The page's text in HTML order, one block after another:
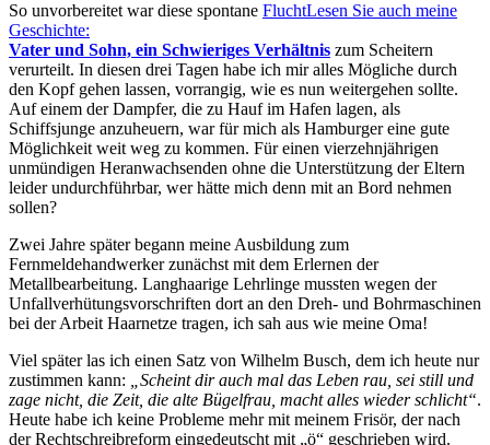
So unvorbereitet war diese spontane FluchtLesen Sie auch meine
Geschichte:
Vater und Sohn, ein Schwieriges Verhältnis zum Scheitern
verurteilt. In diesen drei Tagen habe ich mir alles Mögliche durch
den Kopf gehen lassen, vorrangig, wie es nun weitergehen sollte.
Auf einem der Dampfer, die zu Hauf im Hafen lagen, als
Schiffsjunge anzuheuern, war für mich als Hamburger eine gute
Möglichkeit weit weg zu kommen. Für einen vierzehnjährigen
unmündigen Heranwachsenden ohne die Unterstützung der Eltern
leider undurchführbar, wer hätte mich denn mit an Bord nehmen
sollen?
Zwei Jahre später begann meine Ausbildung zum
Fernmeldehandwerker zunächst mit dem Erlernen der
Metallbearbeitung. Langhaarige Lehrlinge mussten wegen der
Unfallverhütungsvorschriften dort an den Dreh- und Bohrmaschinen
bei der Arbeit Haarnetze tragen, ich sah aus wie meine Oma!
Viel später las ich einen Satz von Wilhelm Busch, dem ich heute nur
zustimmen kann:
Scheint dir auch mal das Leben rau, sei still und
zage nicht, die Zeit, die alte Bügelfrau, macht alles wieder schlicht .
Heute habe ich keine Probleme mehr mit meinem Frisör, der nach
der Rechtschreibreform eingedeutscht mit
ö
geschrieben wird.